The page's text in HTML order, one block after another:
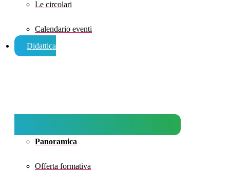
Le circolari
Calendario eventi
Didattica
Panoramica
Offerta formativa